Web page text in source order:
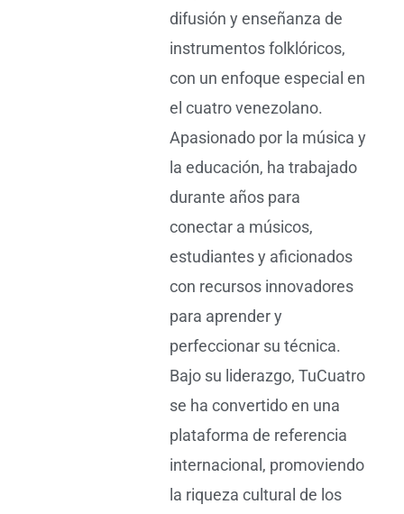
difusión y enseñanza de
instrumentos folklóricos,
con un enfoque especial en
el cuatro venezolano.
Apasionado por la música y
la educación, ha trabajado
durante años para
conectar a músicos,
estudiantes y aficionados
con recursos innovadores
para aprender y
perfeccionar su técnica.
Bajo su liderazgo, TuCuatro
se ha convertido en una
plataforma de referencia
internacional, promoviendo
la riqueza cultural de los